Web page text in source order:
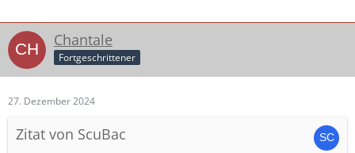
Chantale
Fortgeschrittener
27. Dezember 2024
Zitat von ScuBac